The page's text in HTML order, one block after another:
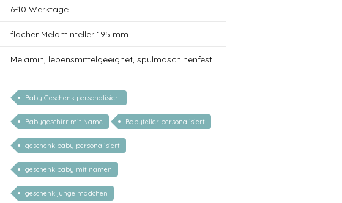
6-10 Werktage
flacher Melaminteller 195 mm
Melamin, lebensmittelgeeignet, spülmaschinenfest
Baby Geschenk personalisiert
Babygeschirr mit Name Babyteller personalisiert
geschenk baby personalisiert
geschenk baby mit namen
geschenk junge mädchen